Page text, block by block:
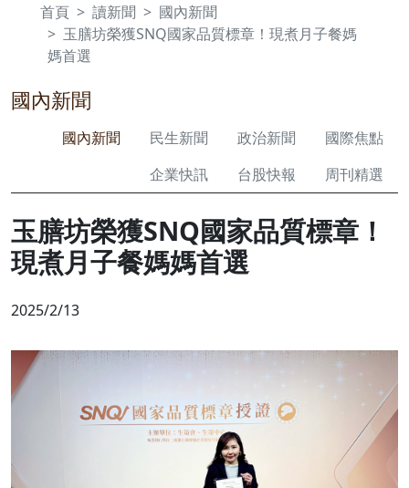
首頁 讀新聞
國內新聞
玉膳坊榮獲SNQ國家品質標章！現煮月子餐媽
媽首選
國內新聞
國內新聞 民生新聞 政治新聞
國際焦點
企業快訊
台股快報 周刊精選
玉膳坊榮獲SNQ國家品質標章！
現煮月子餐媽媽首選
2025/2/13